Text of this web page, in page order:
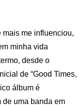
mais me influenciou,
minha vida
desde o
de “Good Times,
álbum é
de uma banda em